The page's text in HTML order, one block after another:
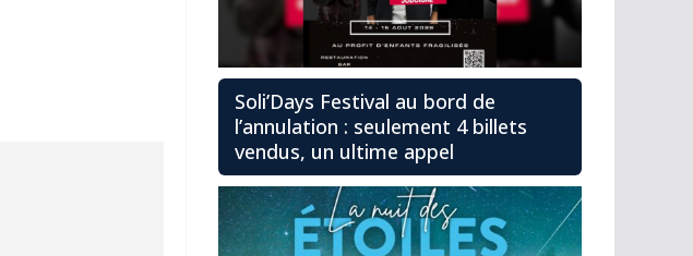
Soli’Days Festival au bord de
l’annulation : seulement 4 billets
vendus, un ultime appel